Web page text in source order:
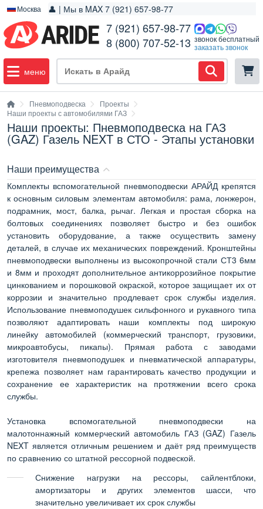
Москва 👤 | Мы в MAX 7 (921) 657-98-77
7 (921) 657-98-77
8 (800) 707-52-13 звонок бесплатный
заказать звонок
меню
Пневмоподвеска
Проекты
Наши проекты с автомобилями ГАЗ
Наши проекты: Пневмоподвеска на ГАЗ
(GAZ) Газель NEXT в СТО - Этапы установки
Наши преимущества
Комплекты вспомогательной пневмоподвески АРАЙД крепятся
к основным силовым элементам автомобиля: рама, лонжерон,
подрамник, мост, балка, рычаг. Легкая и простая сборка на
болтовых соединениях позволяет быстро и без ошибок
установить оборудование, а также осуществить замену
деталей, в случае их механических повреждений. Кронштейны
пневмоподвески выполнены из высокопрочной стали СТ3 6мм
и 8мм и проходят дополнительное антикоррозийное покрытие
цинкованием и порошковой окраской, которое защищает их от
коррозии и значительно продлевает срок службы изделия.
Использование пневмоподушек сильфонного и рукавного типа
позволяют адаптировать наши комплекты под широкую
линейку автомобилей (коммерческий транспорт, грузовики,
микроавтобусы, пикапы). Прямая работа с заводами
изготовителя пневмоподушек и пневматической аппаратуры,
крепежа позволяет нам гарантировать качество продукции и
сохранение ее характеристик на протяжении всего срока
службы.
Установка вспомогательной пневмоподвески на
малотоннажный коммерческий автомобиль ГАЗ (GAZ) Газель
NEXT является отличным решением и даёт ряд преимуществ
по сравнению со штатной рессорной подвеской.
Снижение нагрузки на рессоры, сайлентблоки,
амортизаторы и других элементов шасси, что
значительно увеличивает их срок службы